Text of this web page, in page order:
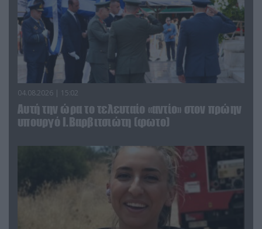
04.08.2026 | 15:02
Αυτή την ώρα το τελευταίο «αντίο» στον πρώην
υπουργό Ι.Βαρβιτσιώτη (φωτο)